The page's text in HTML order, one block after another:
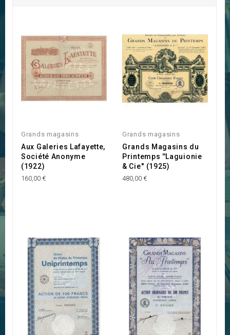
Grands magasins
Aux Galeries Lafayette,
Société Anonyme
(1922)
160,00 €
Grands magasins
Grands Magasins du
Printemps ''Laguionie
& Cie'' (1925)
480,00 €